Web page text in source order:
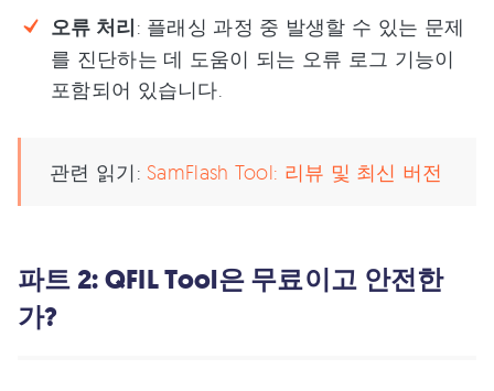
오류 처리: 플래싱 과정 중 발생할 수 있는 문제
를 진단하는 데 도움이 되는 오류 로그 기능이
포함되어 있습니다.
관련 읽기: SamFlash Tool: 리뷰 및 최신 버전
파트 2: QFIL Tool은 무료이고 안전한
가?